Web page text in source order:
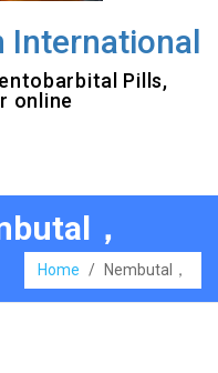
International
Pills,
online
，
Home / Nembutal，